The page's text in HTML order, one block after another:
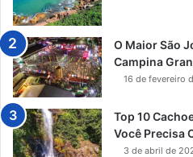
O Maior São
Campina
16 de fevereiro
Top 10
Você Precisa
3 de abril de